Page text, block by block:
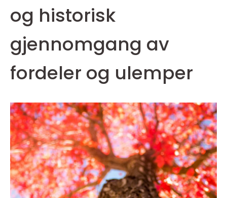
og historisk
gjennomgang av
fordeler og ulemper